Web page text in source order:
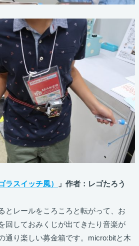
ラスイッチ風）
」作者：レゴたろう
とレールをころころと転がって、お
回しておみくじが出てきたり音楽が
通り楽しい募金箱です。micro:bitと木